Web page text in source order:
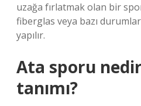
uzağa fırlatmak olan bir
fiberglas veya bazı
yapılır.
Ata sporu nedir
tanımı?